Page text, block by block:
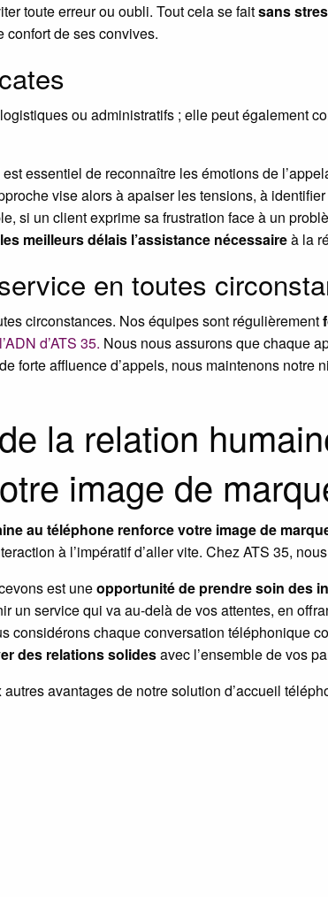
toute erreur ou oubli. Tout cela se faitsans
confort de ses convives.
ou administratifs ; elle peut également
est essentiel de reconnaître les émotions de
vise alors à apaiser les tensions, à
si un client exprime sa frustration face à un
meilleurs délais l’assistance nécessaireà la
en toutes
circonstances. Nos équipes sont régulièrement
d’ATS 35. Nous nous assurons que chaque
forte affluence d’appels, nous maintenons notre
la relation
image de
au téléphone renforce votre image de
à l’impératif d’aller vite. Chez ATS 35,
est uneopportunité de prendre soin des
un service qui va au-delà de vos attentes, en
considérons chaque conversation téléphonique
des relations solidesavec l’ensemble de vos
avantages de notre solution d’accueil